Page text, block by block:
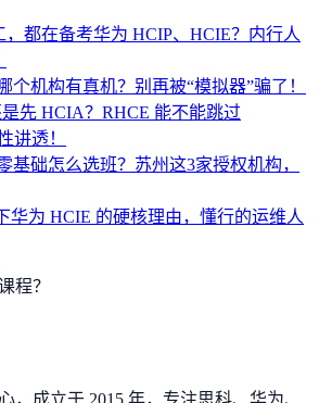
，都在备考华为 HCIP、HCIE？内行人
个机构有真机？别再被“模拟器”骗了！
是先 HCIA？RHCE 能不能跳过
讲透！
基础怎么选班？苏州这3家授权机构，
华为 HCIE 的硬核理由，懂行的运维人
程？